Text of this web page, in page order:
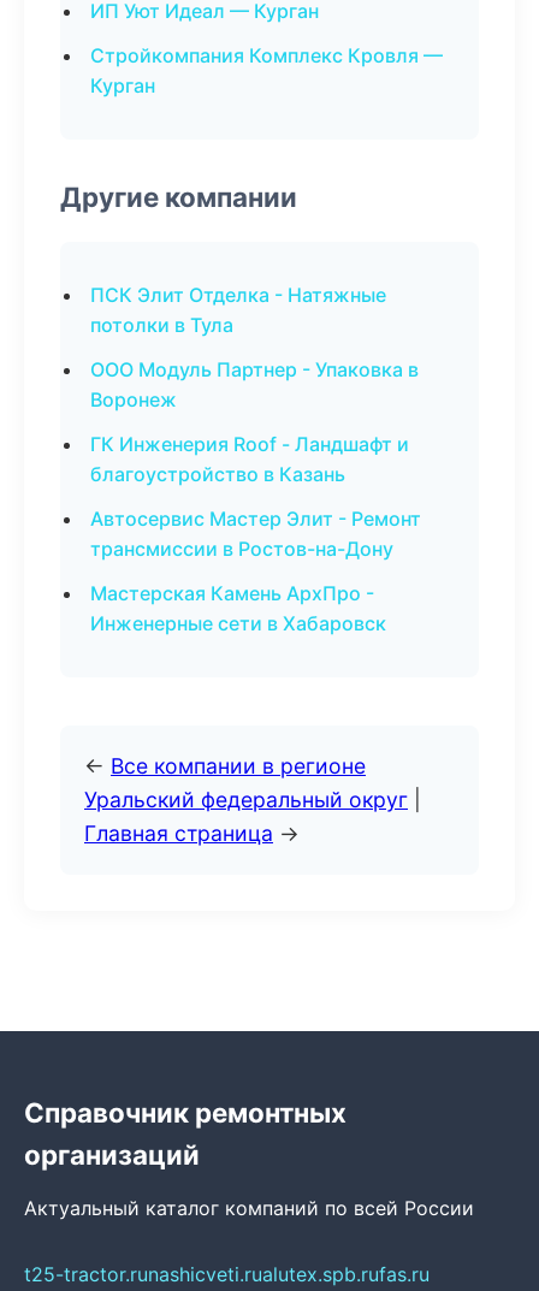
ИП Уют Идеал — Курган
Стройкомпания Комплекс Кровля —
Курган
Другие компании
ПСК Элит Отделка - Натяжные
потолки в Тула
ООО Модуль Партнер - Упаковка в
Воронеж
ГК Инженерия Roof - Ландшафт и
благоустройство в Казань
Автосервис Мастер Элит - Ремонт
трансмиссии в Ростов-на-Дону
Мастерская Камень АрхПро -
Инженерные сети в Хабаровск
← Все компании в регионе
Уральский федеральный округ
Главная страница →
Справочник ремонтных
организаций
Актуальный каталог компаний по всей России
t25-tractor.runashicveti.rualutex.spb.rufas.ru